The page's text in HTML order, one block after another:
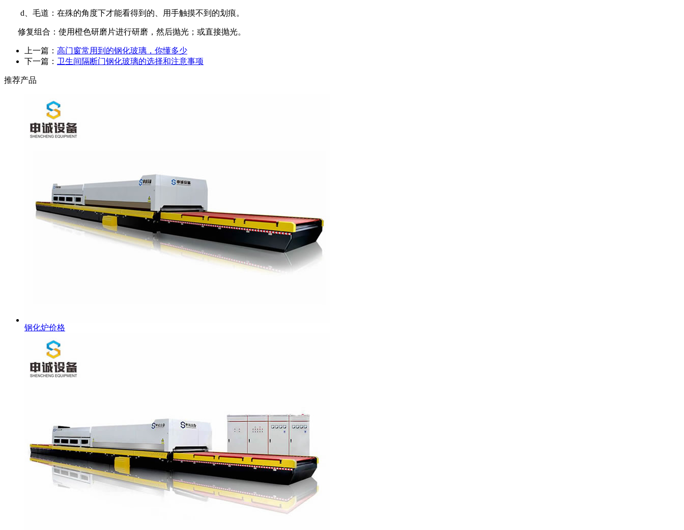
d 、毛道：在殊的角度下才能看得到的、用手触摸不到的划痕。
修复组合：使用橙色研磨片进行研磨，然后抛光；或直接抛光。
上一篇： 高门窗常用到的钢化玻璃，你懂多少
下一篇： 卫生间隔断门钢化玻璃的选择和注意事项
推荐产品
钢化炉价格